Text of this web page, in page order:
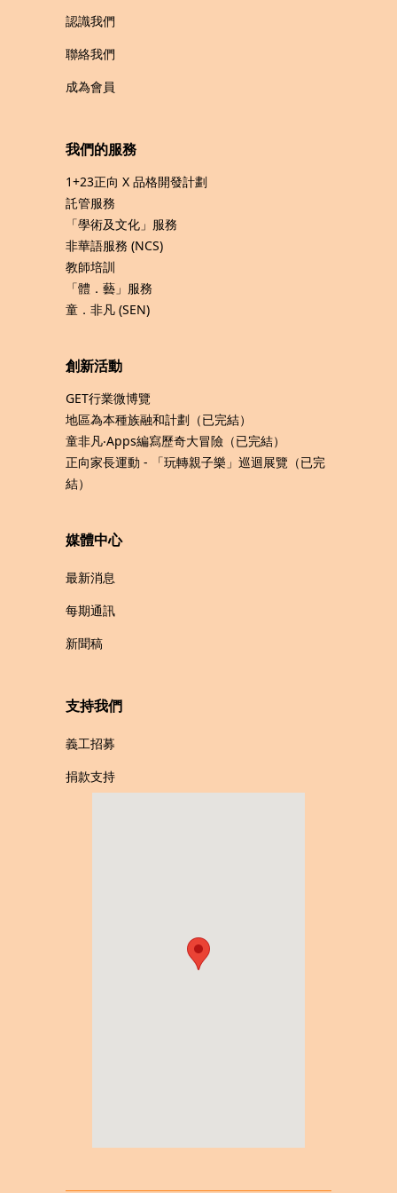
認識我們
聯絡我們
成為會員
我們的服務
1+23正向 X 品格開發計劃
託管服務
「學術及文化」服務
非華語服務 (NCS)
教師培訓
「體．藝」服務
童．非凡 (SEN)
創新活動
GET行業微博覽
地區為本種族融和計劃（已完結）
童非凡‧Apps編寫歷奇大冒險（已完結）
正向家長運動 - 「玩轉親子樂」巡迴展覽（已完
結）
媒體中心
最新消息
每期通訊
新聞稿
支持我們
義工招募
捐款支持